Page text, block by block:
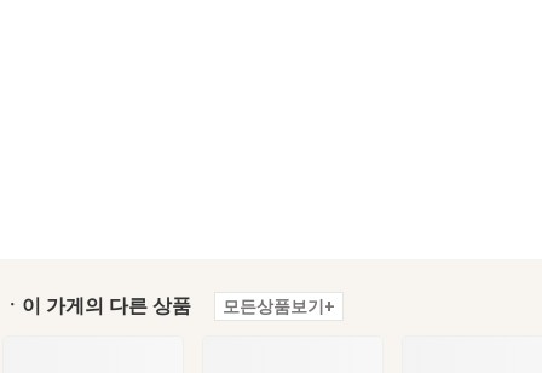
ㆍ이 가게의 다른 상품 모든상품보기+